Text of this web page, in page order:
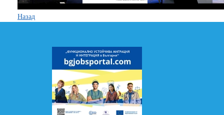
Назад